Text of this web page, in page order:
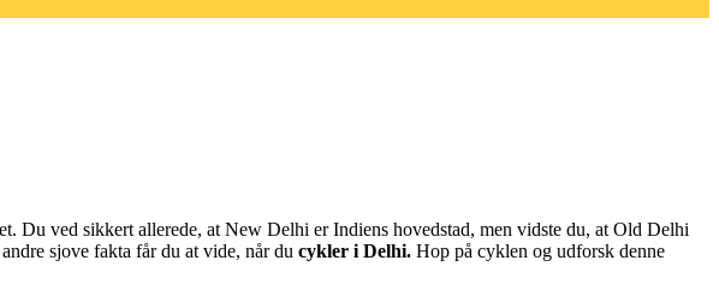
Du ved sikkert allerede, at New Delhi er Indiens hovedstad, men vidste du, at Old Delhi
sjove fakta får du at vide, når du cykler i Delhi. Hop på cyklen og udforsk denne